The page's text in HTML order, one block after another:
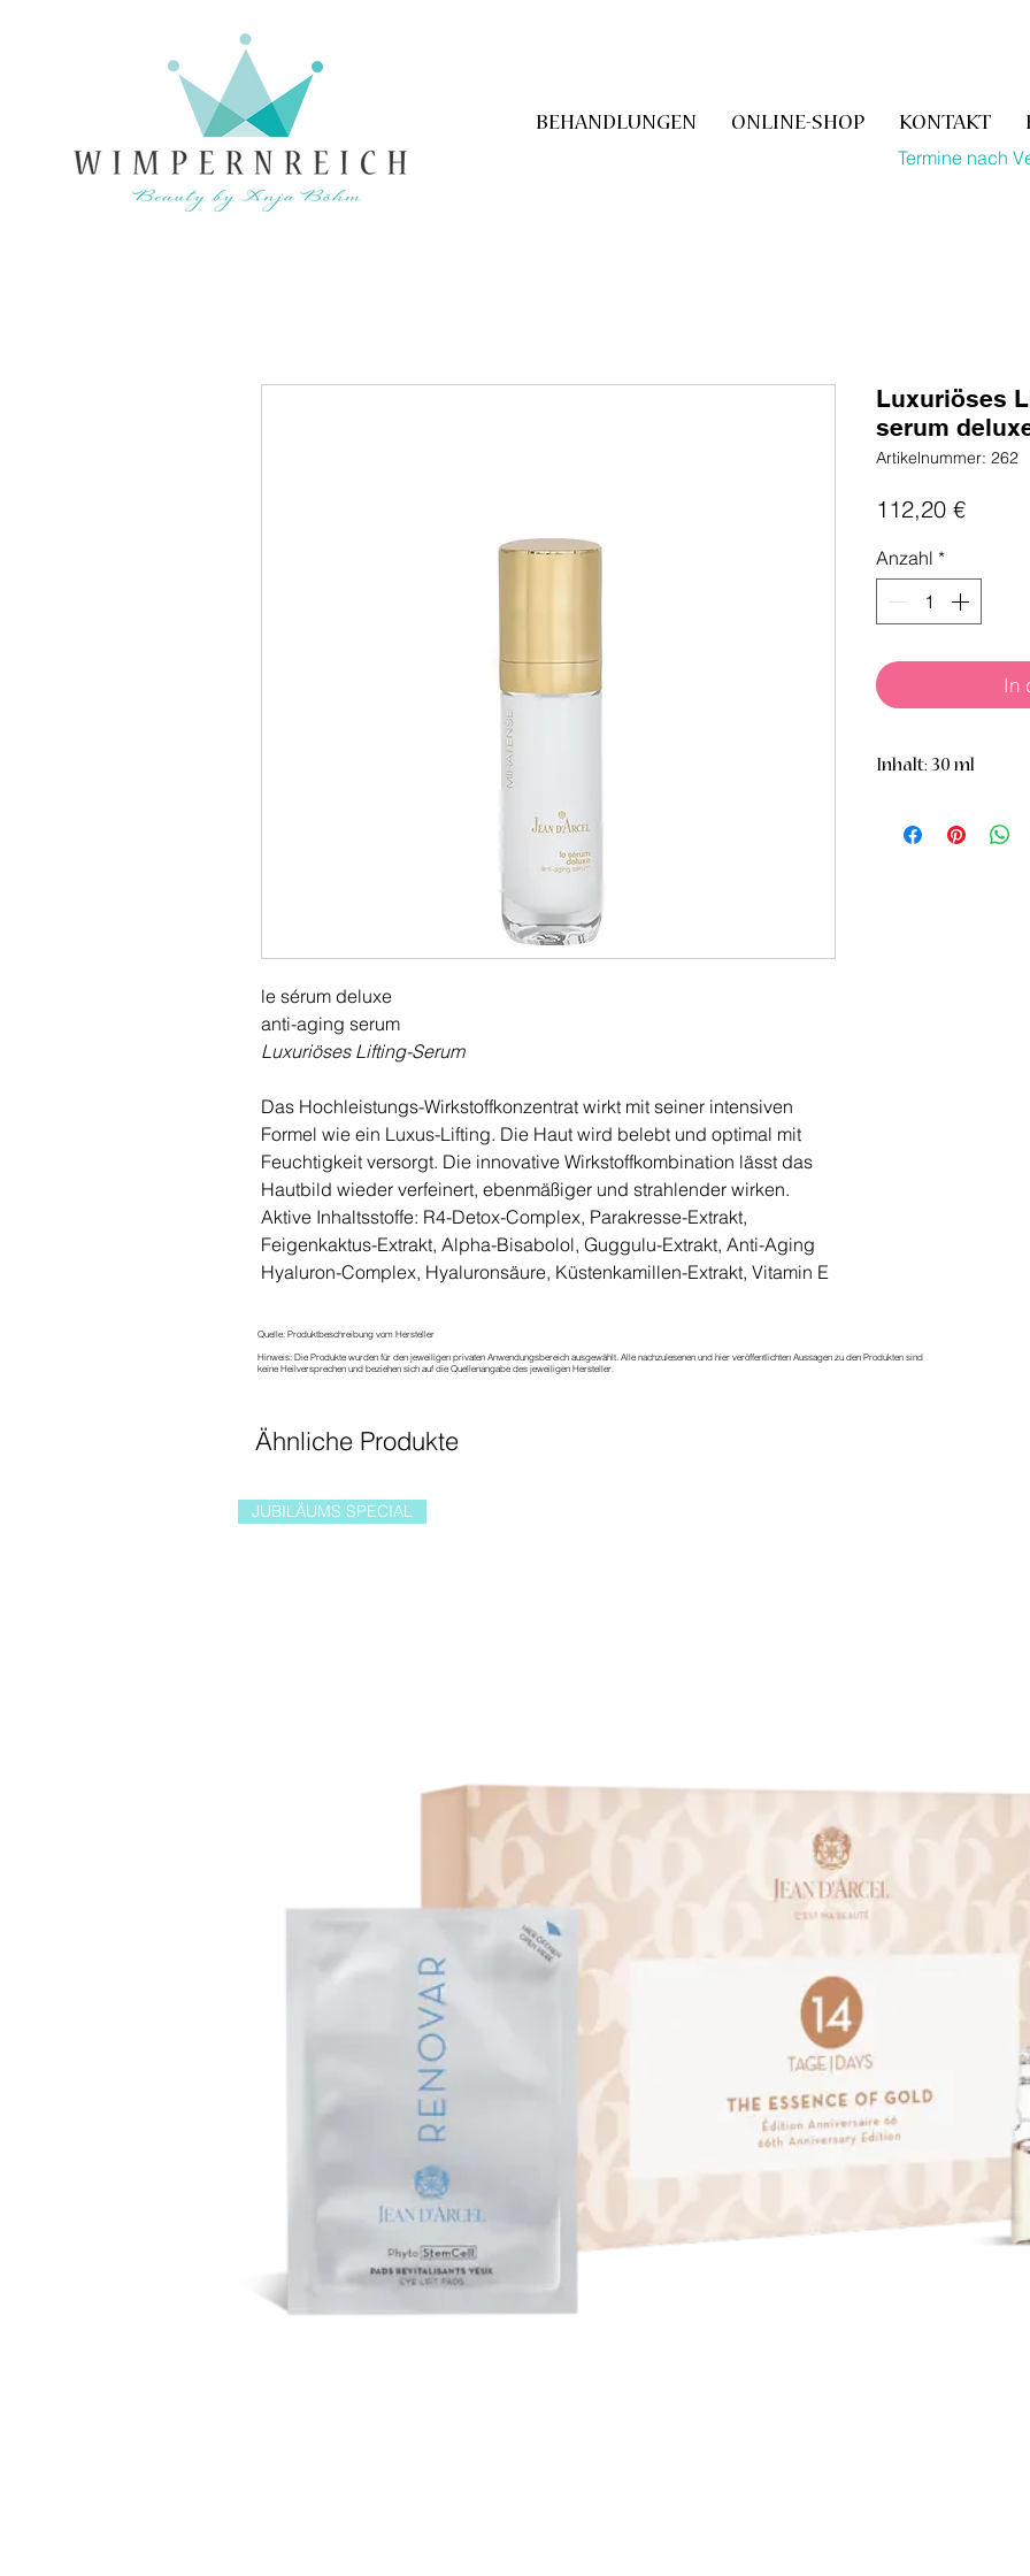
BEHANDLUNGEN ONLINE-SHOP KONTAKT
Termine nach
le sérum deluxe
anti-aging serum
Luxuriöses Lifting-Serum
Das Hochleistungs-Wirkstoffkonzentrat wirkt mit seiner intensiven
Formel wie ein Luxus-Lifting. Die Haut wird belebt und optimal mit
Feuchtigkeit versorgt. Die innovative Wirkstoffkombination lässt das
Hautbild wieder verfeinert, ebenmäßiger und strahlender wirken.
Aktive Inhaltsstoffe: R4-Detox-Complex, Parakresse-Extrakt,
Feigenkaktus-Extrakt, Alpha-Bisabolol, Guggulu-Extrakt, Anti-Aging
Hyaluron-Complex, Hyaluronsäure, Küstenkamillen-Extrakt, Vitamin E
Luxuriöses
serum
Artikelnummer: 262
112,20 €Preis
Anzahl *
In
Inhalt: 30 ml
Quelle: Produktbeschreibung vom Hersteller
Hinweis: Die Produkte wurden für den jeweiligen privaten Anwendungsbereich ausgewählt. Alle nachzulesenen und hier veröffentlichten Aussagen zu den Produkten sind
keine Heilversprechen und beziehen sich auf die Quellenangabe des jeweiligen Hersteller.
Ähnliche Produkte
JUBILÄUMS SPECIAL